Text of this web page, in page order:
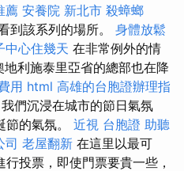
薦 安養院 新北市 殺蟑螂
到該系列的場所。 身體放鬆
中心住幾天 在非常例外的情
利施泰里亞省的總部也在降
用 html 高雄的台胞證辦理指
們沉浸在城市的節日氣氛
的氣氛。 近視 台胞證 助聽
司 老屋翻新 在這里以最可
投票，即使門票要貴一些，